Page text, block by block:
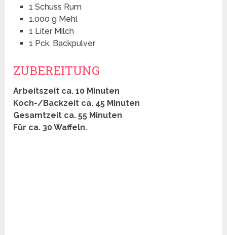
1 Schuss Rum
1.000 g Mehl
1 Liter Milch
1 Pck. Backpulver
ZUBEREITUNG
Arbeitszeit ca. 10 Minuten
Koch-/Backzeit ca. 45 Minuten
Gesamtzeit ca. 55 Minuten
Für ca. 30 Waffeln.